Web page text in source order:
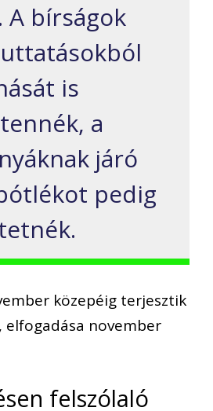
bírságok
is
a
járó
pedig
közepéig terjesztik
elfogadása november
felszólaló